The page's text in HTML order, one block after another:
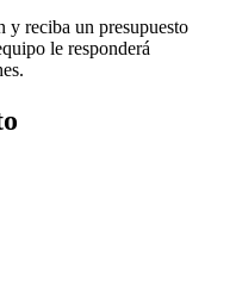
reciba un presupuesto
le responderá